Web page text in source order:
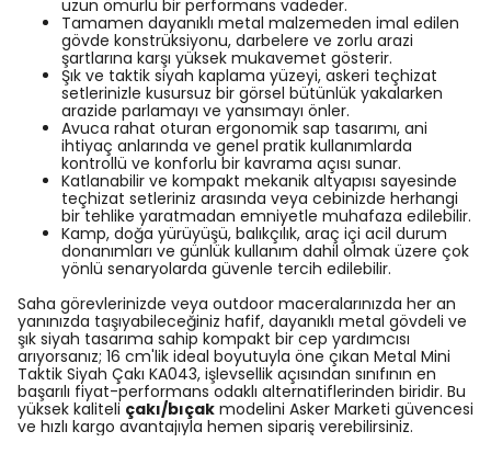
uzun ömürlü bir performans vadeder.
Tamamen dayanıklı metal malzemeden imal edilen
gövde konstrüksiyonu, darbelere ve zorlu arazi
şartlarına karşı yüksek mukavemet gösterir.
Şık ve taktik siyah kaplama yüzeyi, askeri teçhizat
setlerinizle kusursuz bir görsel bütünlük yakalarken
arazide parlamayı ve yansımayı önler.
Avuca rahat oturan ergonomik sap tasarımı, ani
ihtiyaç anlarında ve genel pratik kullanımlarda
kontrollü ve konforlu bir kavrama açısı sunar.
Katlanabilir ve kompakt mekanik altyapısı sayesinde
teçhizat setleriniz arasında veya cebinizde herhangi
bir tehlike yaratmadan emniyetle muhafaza edilebilir.
Kamp, doğa yürüyüşü, balıkçılık, araç içi acil durum
donanımları ve günlük kullanım dahil olmak üzere çok
yönlü senaryolarda güvenle tercih edilebilir.
Saha görevlerinizde veya outdoor maceralarınızda her an
yanınızda taşıyabileceğiniz hafif, dayanıklı metal gövdeli ve
şık siyah tasarıma sahip kompakt bir cep yardımcısı
arıyorsanız; 16 cm'lik ideal boyutuyla öne çıkan Metal Mini
Taktik Siyah Çakı KA043, işlevsellik açısından sınıfının en
başarılı fiyat-performans odaklı alternatiflerinden biridir. Bu
yüksek kaliteli çakı/bıçak modelini Asker Marketi güvencesi
ve hızlı kargo avantajıyla hemen sipariş verebilirsiniz.